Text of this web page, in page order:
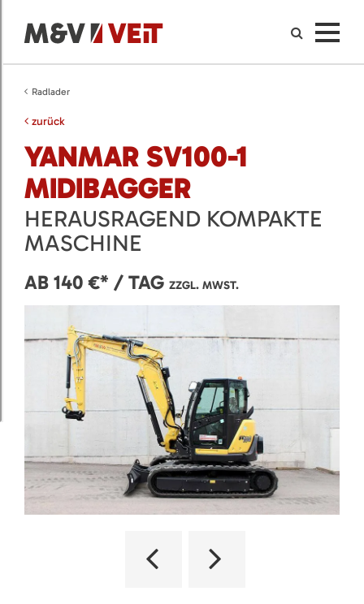
Radlader
zurück
YANMAR SV100-1
MIDIBAGGER
HERAUSRAGEND KOMPAKTE
MASCHINE
AB 140 €* / TAG ZZGL. MWST.